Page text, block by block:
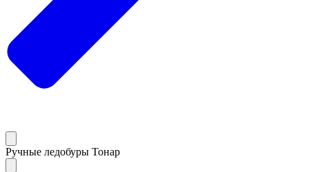
Ручные ледобуры Тонар